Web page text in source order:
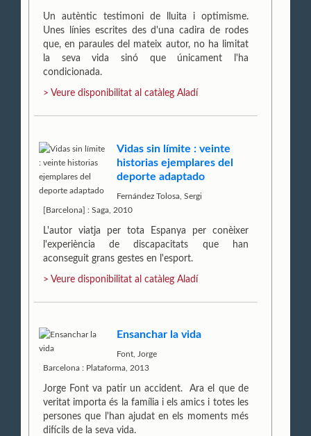
Un autèntic testimoni de lluita i optimisme.
Unes línies escrites des d'una cadira de rodes
que, en paraules del mateix autor, no ha limitat
la seva vida sinó que únicament l'ha
condicionada.
> Veure disponibilitat al catàleg Aladí
Vidas sin límite : veinte
historias ejemplares del
deporte adaptado
Fernández Tolosa, Sergi
[Barcelona] : Saga, 2010
L'autor viatja per tota Espanya per conèixer
l'experiència de discapacitats que han
aconseguit grans gestes en l'esport.
> Veure disponibilitat al catàleg Aladí
Ensanchar la vida
Font, Jorge
Barcelona : Plataforma, 2013
Jorge Font va patir un accident. Ara el que de
veritat importa és la família i els amics i totes les
persones que l'han ajudat en els moments més
difícils de la seva vida.